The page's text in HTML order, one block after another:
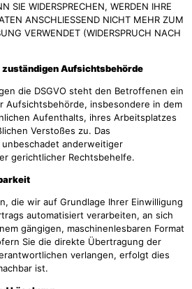
SIE WIDERSPRECHEN, WERDEN IHRE
ANSCHLIESSEND NICHT MEHR ZUM
VERWENDET (WIDERSPRUCH NACH
Aufsichts­behörde
die DSGVO steht den Betroffenen ein
Aufsichtsbehörde, insbesondere in dem
Aufenthalts, ihres Arbeitsplatzes
Verstoßes zu. Das
anderweitiger
gerichtlicher Rechtsbehelfe.
die wir auf Grundlage Ihrer Einwilligung
automatisiert verarbeiten, an sich
gängigen, maschinenlesbaren Format
Sie die direkte Übertragung der
verlangen, erfolgt dies
ist.